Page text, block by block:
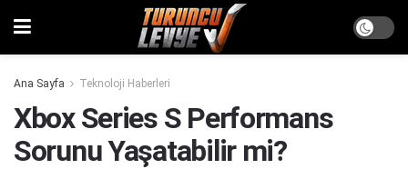
Ana Sayfa Teknoloji Haberleri
Xbox Series S Performans
Sorunu Yaşatabilir mi?